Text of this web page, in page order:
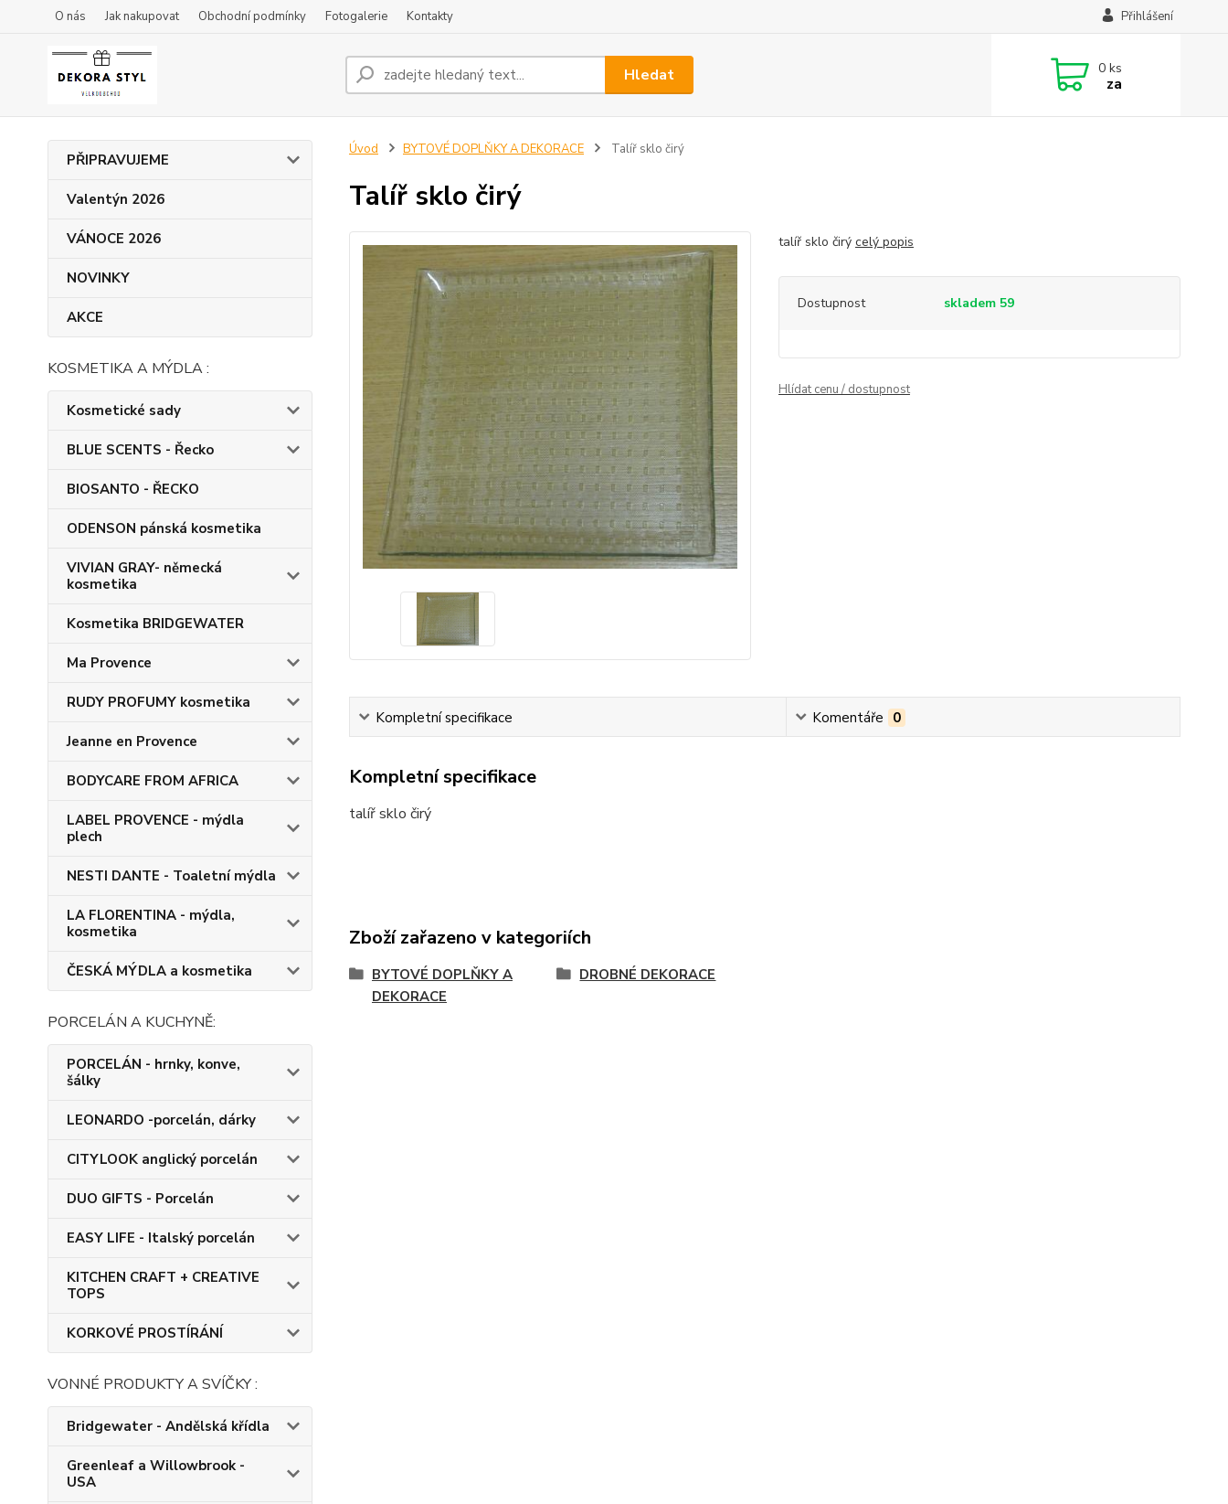
O nás Jak nakupovat Obchodní podmínky Fotogalerie Kontakty Přihlášení
Hledat 0 ks
za
PŘIPRAVUJEME
Valentýn 2026
VÁNOCE 2026
NOVINKY
AKCE
KOSMETIKA A MÝDLA :
Kosmetické sady
BLUE SCENTS - Řecko
BIOSANTO - ŘECKO
ODENSON pánská kosmetika
VIVIAN GRAY- německá
kosmetika
Kosmetika BRIDGEWATER
Ma Provence
RUDY PROFUMY kosmetika
Jeanne en Provence
BODYCARE FROM AFRICA
LABEL PROVENCE - mýdla
plech
NESTI DANTE - Toaletní mýdla
LA FLORENTINA - mýdla,
kosmetika
ČESKÁ MÝDLA a kosmetika
PORCELÁN A KUCHYNĚ:
PORCELÁN - hrnky, konve,
šálky
LEONARDO -porcelán, dárky
CITYLOOK anglický porcelán
DUO GIFTS - Porcelán
EASY LIFE - Italský porcelán
KITCHEN CRAFT + CREATIVE
TOPS
KORKOVÉ PROSTÍRÁNÍ
VONNÉ PRODUKTY A SVÍČKY :
Bridgewater - Andělská křídla
Greenleaf a Willowbrook -
USA
Úvod BYTOVÉ DOPLŇKY A DEKORACE Talíř sklo čirý
Talíř sklo čirý
talíř sklo čirý celý popis
Dostupnost skladem 59
Hlídat cenu / dostupnost
Kompletní specifikace Komentáře 0
Kompletní specifikace
talíř sklo čirý
Zboží zařazeno v kategoriích
BYTOVÉ DOPLŇKY A
DEKORACE
DROBNÉ DEKORACE